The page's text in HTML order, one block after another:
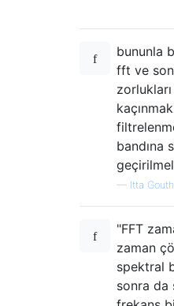
        end
    end
bununla
fft ve
bandına
— Itta
"FFT
zaman
spektral
sonra da